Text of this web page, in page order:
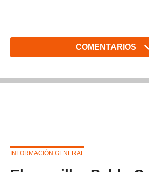
COMENTARIOS